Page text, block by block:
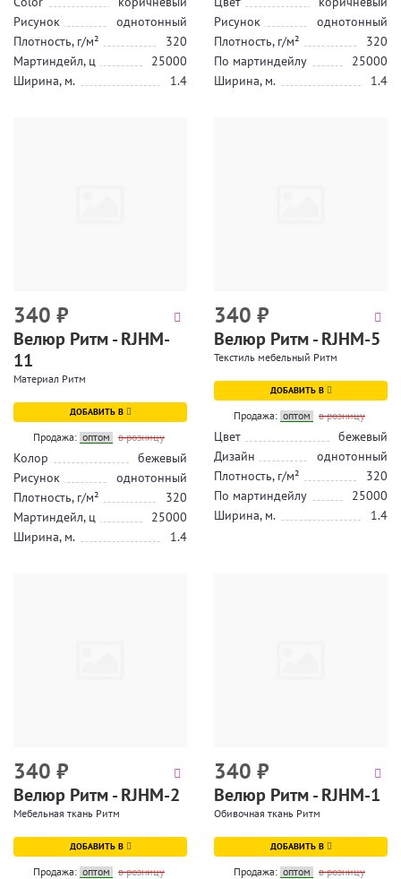
Рисунок
однотонный
Плотность, г/м²
320
Мартиндейл, ц
25000
Ширина, м.
1.4
Рисунок
однотонный
Плотность, г/м²
320
По мартиндейлу
25000
Ширина, м.
1.4
340 ₽
Велюр Ритм - RJHM-
11
Материал Ритм
ДОБАВИТЬ В
Продажа: оптом в розницу
Колор
бежевый
Рисунок
однотонный
Плотность, г/м²
320
Мартиндейл, ц
25000
Ширина, м.
1.4
340 ₽
Велюр Ритм - RJHM-5
Текстиль мебельный Ритм
ДОБАВИТЬ В
Продажа: оптом в розницу
Цвет
бежевый
Дизайн
однотонный
Плотность, г/м²
320
По мартиндейлу
25000
Ширина, м.
1.4
340 ₽
Велюр Ритм - RJHM-2
Мебельная ткань Ритм
ДОБАВИТЬ В
Продажа: оптом в розницу
340 ₽
Велюр Ритм - RJHM-1
Обивочная ткань Ритм
ДОБАВИТЬ В
Продажа: оптом в розницу